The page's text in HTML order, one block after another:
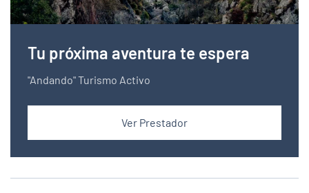
Tu próxima aventura te espera
"Andando" Turismo Activo
Ver Prestador